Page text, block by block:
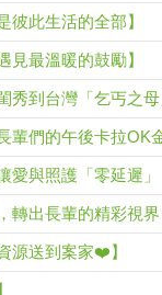
彼此生活的全部】
見最溫暖的鼓勵】
秀到台灣「乞丐之
輩們的午後卡拉OK
愛與照護「零延遲
轉出長輩的精彩視
源送到案家❤️】